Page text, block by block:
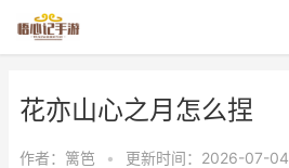
花亦山心之月怎么捏
作者： 篱笆 • 更新时间：2026-07-04